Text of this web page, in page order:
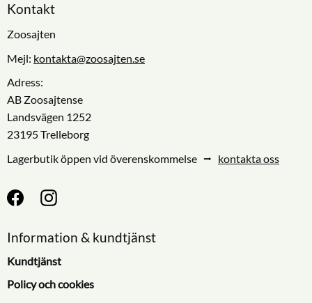
Kontakt
Zoosajten
Mejl: kontakta@zoosajten.se
Adress:
AB Zoosajtense
Landsvägen 1252
23195 Trelleborg
Lagerbutik öppen vid överenskommelse ⭢ kontakta oss
Information & kundtjänst
Kundtjänst
Policy och cookies